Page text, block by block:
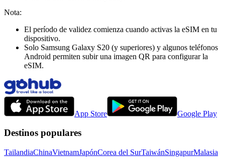
Nota:
El período de validez comienza cuando activas la eSIM en tu
dispositivo.
Solo Samsung Galaxy S20 (y superiores) y algunos teléfonos
Android permiten subir una imagen QR para configurar la
eSIM.
App Store Google Play
Destinos populares
TailandiaChinaVietnamJapónCorea del SurTaiwánSingapurMalasia